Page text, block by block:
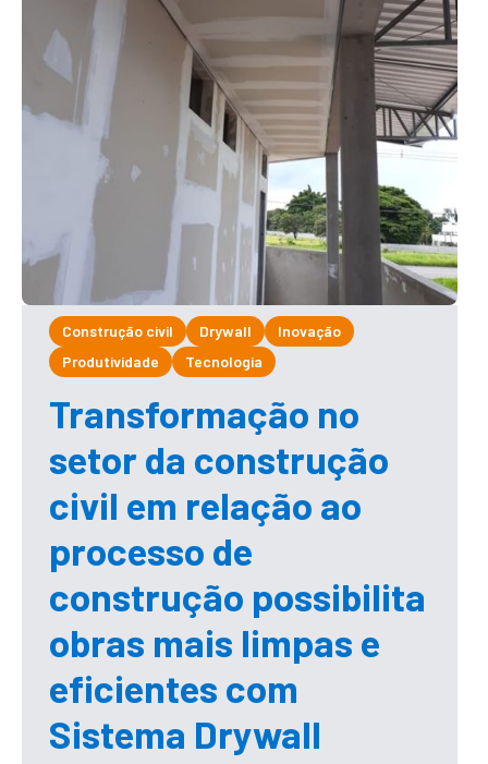
Construção civil Drywall
Inovação
Produtividade
Tecnologia
Transformação no
setor da construção
civil em relação ao
processo de
construção possibilita
obras mais limpas e
eficientes com
Sistema Drywall